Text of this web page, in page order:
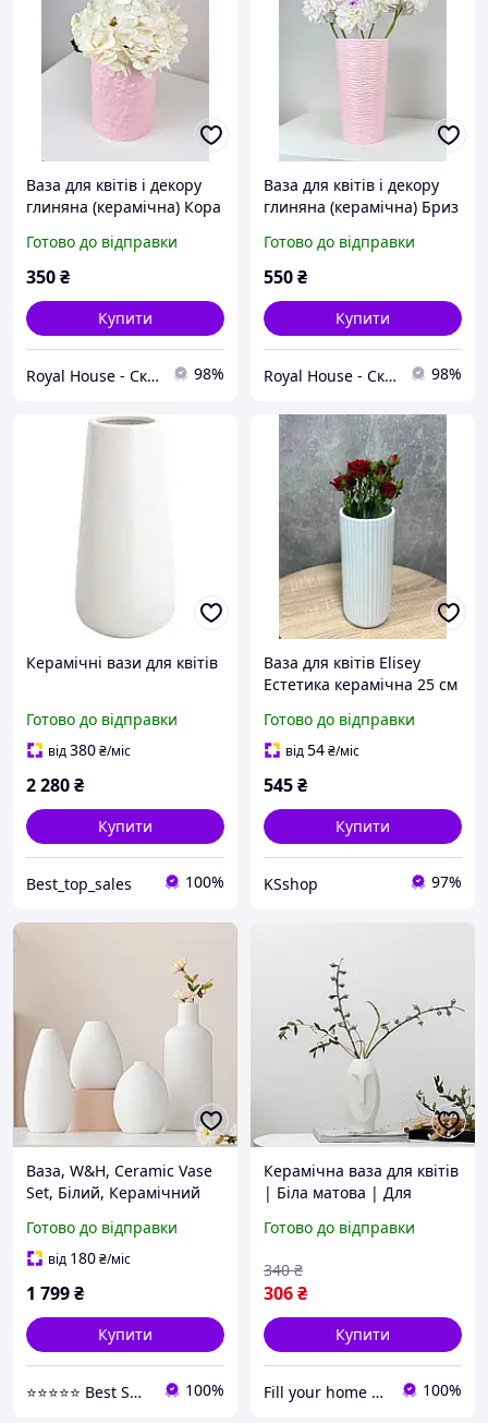
Ваза для квітів і декору
глиняна (керамічна) Кора
Готово до відправки
350₴
Купити
Royal House - Скатертини на стіл 98%
Ваза для квітів і декору
глиняна (керамічна) Бриз
Готово до відправки
550₴
Купити
Royal House - Скатертини на стіл 98%
Керамічні вази для квітів
Готово до відправки
від380₴/міс
2 280₴
Купити
Best_top_sales 100%
Ваза для квітів Elisey
Естетика керамічна 25 см
Готово до відправки
від54₴/міс
545₴
Купити
KSshop 97%
Ваза, W&H, Ceramic Vase
Set, Білий, Керамічний
поверхня, міцна, для
сухих і свіжих квітів,
Готово до відправки
від 180₴/міс
1 799₴
Купити
⭐⭐⭐⭐⭐ Best Shop 100%
Керамічна ваза для квітів
| Біла матова | Для
інтер єрна деталь
Готово до відправки
306₴
340 ₴
Купити
Fill your home | Комфорт та затишок для кожного дому 100%